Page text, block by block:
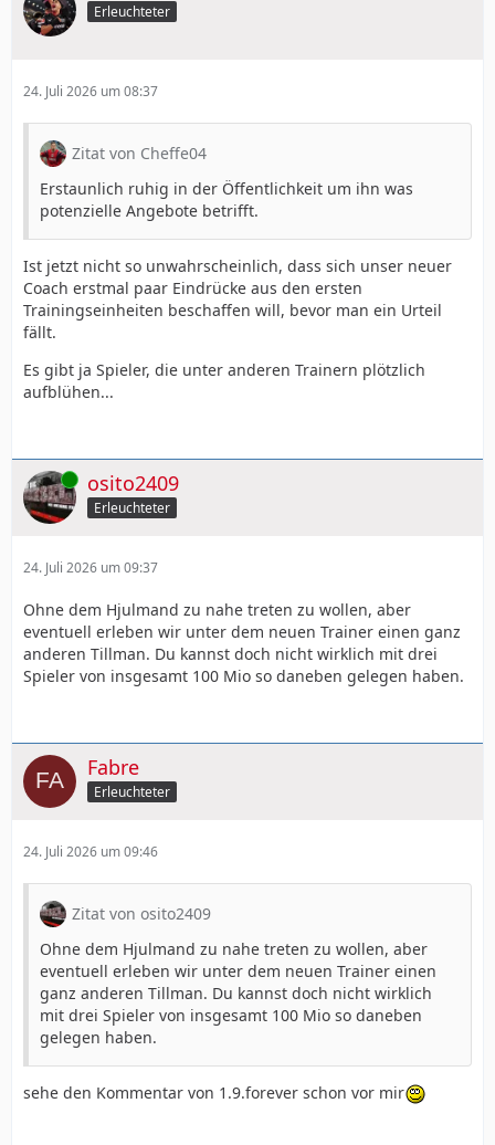
Erleuchteter
24. Juli 2026 um 08:37
Zitat von Cheffe04
Erstaunlich ruhig in der Öffentlichkeit um ihn was
potenzielle Angebote betrifft.
Ist jetzt nicht so unwahrscheinlich, dass sich unser neuer
Coach erstmal paar Eindrücke aus den ersten
Trainingseinheiten beschaffen will, bevor man ein Urteil
fällt.
Es gibt ja Spieler, die unter anderen Trainern plötzlich
aufblühen...
Online osito2409
Erleuchteter
24. Juli 2026 um 09:37
Ohne dem Hjulmand zu nahe treten zu wollen, aber
eventuell erleben wir unter dem neuen Trainer einen ganz
anderen Tillman. Du kannst doch nicht wirklich mit drei
Spieler von insgesamt 100 Mio so daneben gelegen haben.
Fabre
Erleuchteter
24. Juli 2026 um 09:46
Zitat von osito2409
Ohne dem Hjulmand zu nahe treten zu wollen, aber
eventuell erleben wir unter dem neuen Trainer einen
ganz anderen Tillman. Du kannst doch nicht wirklich
mit drei Spieler von insgesamt 100 Mio so daneben
gelegen haben.
sehe den Kommentar von 1.9.forever schon vor mir